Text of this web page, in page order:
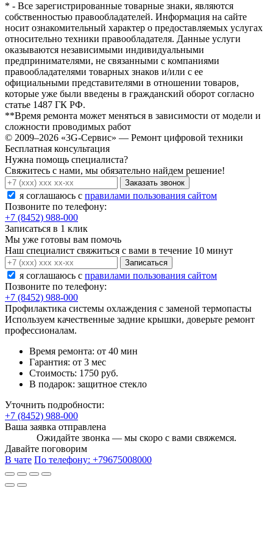
* - Все зарегистрированные товарные знаки, являются
собственностью правообладателей. Информация на сайте
носит ознакомительный характер о предоставляемых услугах
относительно техники правообладателя. Данные услуги
оказываются независимыми индивидуальными
предпринимателями, не связанными с компаниями
правообладателями товарных знаков и/или с ее
официальными представителями в отношении товаров,
которые уже были введены в гражданский оборот согласно
статье 1487 ГК РФ.
**Время ремонта может меняться в зависимости от модели и
сложности проводимых работ
© 2009–2026 «3G-Сервис» — Ремонт цифровой техники
Бесплатная консультация
Нужна помощь специалиста?
Свяжитесь с нами, мы обязательно найдем решение!
Заказать звонок
я соглашаюсь c правилами пользования сайтом
Позвоните по телефону:
+7 (8452) 988-000
Записаться в 1 клик
Мы уже готовы вам помочь
Наш специалист свяжиться с вами в течение 10 минут
Записаться
я соглашаюсь c правилами пользования сайтом
Позвоните по телефону:
+7 (8452) 988-000
Профилактика системы охлаждения с заменой термопасты
Используем качественные задние крышки, доверьте ремонт
профессионалам.
Время ремонта: от 40 мин
Гарантия: от 3 мес
Стоимость: 1750 руб.
В подарок: защитное стекло
Уточнить подробности:
+7 (8452) 988-000
Ваша заявка отправлена
Ожидайте звонка — мы скоро с вами свяжемся.
Давайте поговорим
В чате По телефону: +79675008000